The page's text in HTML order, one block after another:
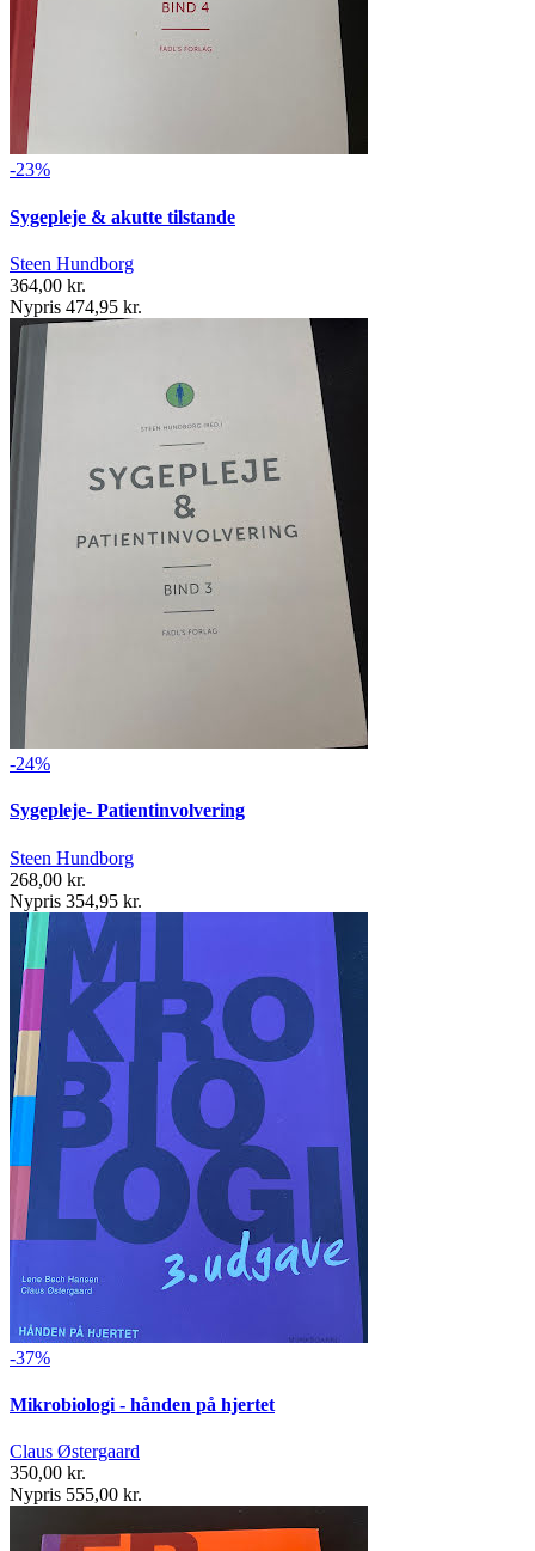
-23%
Sygepleje & akutte tilstande
Steen Hundborg
364,00 kr.
Nypris 474,95 kr.
-24%
Sygepleje- Patientinvolvering
Steen Hundborg
268,00 kr.
Nypris 354,95 kr.
-37%
Mikrobiologi - hånden på hjertet
Claus Østergaard
350,00 kr.
Nypris 555,00 kr.